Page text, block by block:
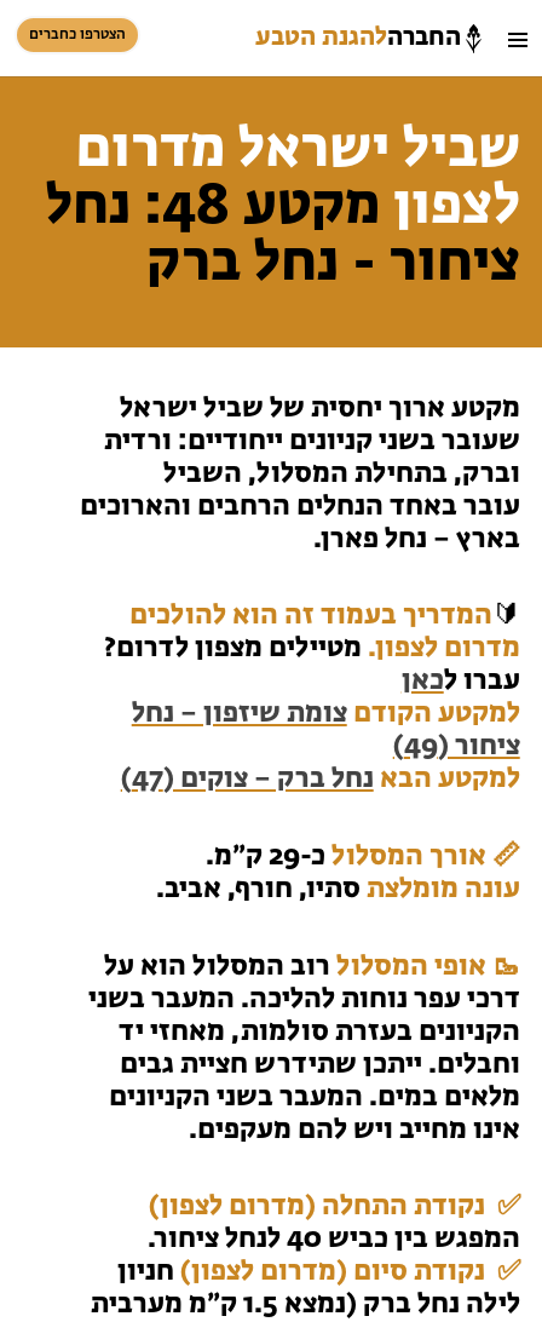
החברהלהגנת הטבע הצטרפו כחברים
חיפוש כניסת חברים
סל קניות
הזמינו פעילויות וטיולים מודרכים
הזמינו פעילויות וטיולים מודרכים
בתי ספר שדה
מחנות קיץ
המגזין – כל מה שקורה בטבע
מחנות קיץ
חופשות בבתי ספר שדה
ארץ אהבתי – קבוצות טיולים למבוגרים
שביל ישראל מדרום
לצפון
מקטע 48: נחל
ציחור - נחל ברק
מקטע ארוך יחסית של שביל ישראל
שעובר בשני קניונים ייחודיים: ורדית
וברק, בתחילת המסלול, השביל
עובר באחד הנחלים הרחבים והארוכים
בארץ – נחל פארן.
🔰 המדריך בעמוד זה הוא להולכים
מדרום לצפון. מטיילים מצפון לדרום?
עברו לכאן
למקטע הקודם צומת שיזפון – נחל
ציחור (49)
למקטע הבא נחל ברק – צוקים (47)
📏 אורך המסלול כ-29 ק״מ.
עונה מומלצת סתיו, חורף, אביב.
🥾 אופי המסלול רוב המסלול הוא על
דרכי עפר נוחות להליכה. המעבר בשני
הקניונים בעזרת סולמות, מאחזי יד
וחבלים. ייתכן שתידרש חציית גבים
מלאים במים. המעבר בשני הקניונים
אינו מחייב ויש להם מעקפים.
✅ נקודת התחלה (מדרום לצפון)
המפגש בין כביש 40 לנחל ציחור.
✅ נקודת סיום (מדרום לצפון) חניון
לילה נחל ברק (נמצא 1.5 ק״מ מערבית